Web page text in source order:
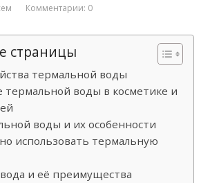
Комментарии: 0
страницы
термальной воды
воды в косметике и
воды и их особенности
использовать термальную
и её преимущества